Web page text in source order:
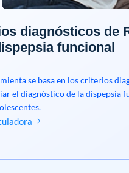
diagnósticos de
funcional
se basa en los criterios
el diagnóstico de la dispepsia